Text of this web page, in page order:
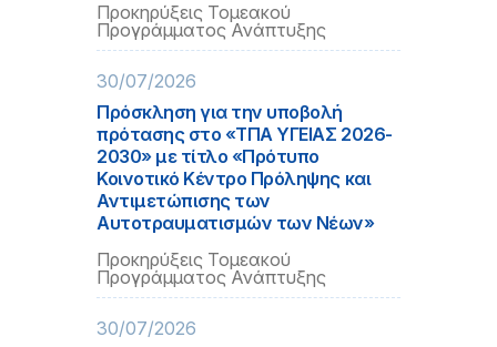
Προκηρύξεις Τομεακού
Προγράμματος Ανάπτυξης
30/07/2026
Πρόσκληση για την υποβολή
πρότασης στο «ΤΠΑ ΥΓΕΙΑΣ 2026-
2030» με τίτλο «Πρότυπο
Κοινοτικό Κέντρο Πρόληψης και
Αντιμετώπισης των
Αυτοτραυματισμών των Νέων»
Προκηρύξεις Τομεακού
Προγράμματος Ανάπτυξης
30/07/2026